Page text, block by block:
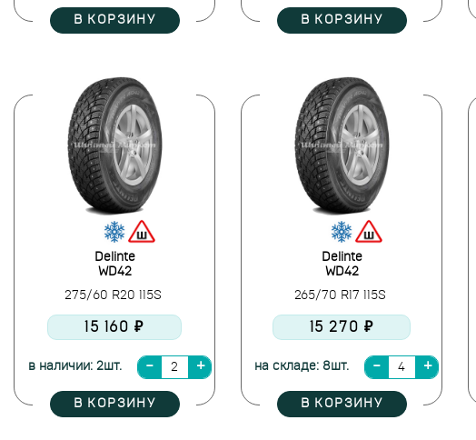
В КОРЗИНУ В КОРЗИНУ
Delinte
WD42
275/60 R20 115S
15 160 ₽
в наличии: 2шт.
В КОРЗИНУ
Delinte
WD42
265/70 R17 115S
15 270 ₽
на складе: 8шт.
В КОРЗИНУ